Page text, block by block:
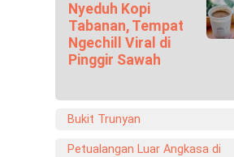
Nyeduh Kopi
Tabanan, Tempat
Ngechill Viral di
Pinggir Sawah
Bukit Trunyan
Petualangan Luar Angkasa di